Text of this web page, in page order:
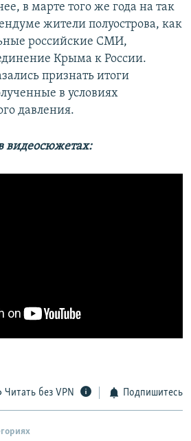
в марте того же года на так
жители полуострова, как
российские СМИ,
Крыма к России.
признать итоги
в условиях
давления.
видеосюжетах:
Читать без VPN Подпишитесь